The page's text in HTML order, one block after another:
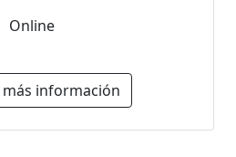
Online
información